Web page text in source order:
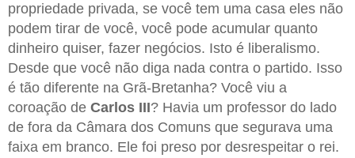
propriedade privada, se você tem uma casa eles não
podem tirar de você, você pode acumular quanto
dinheiro quiser, fazer negócios. Isto é liberalismo.
Desde que você não diga nada contra o partido. Isso
é tão diferente na Grã-Bretanha? Você viu a
coroação de Carlos III? Havia um professor do lado
de fora da Câmara dos Comuns que segurava uma
faixa em branco. Ele foi preso por desrespeitar o rei.